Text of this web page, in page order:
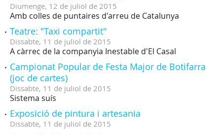
Diumenge, 12 de juliol de 2015
Amb colles de puntaires d'arreu de Catalunya
Teatre: "Taxi compartit"
Dissabte, 11 de juliol de 2015
A càrrec de la companyia Inestable d'El Casal
Campionat Popular de Festa Major de Botifarra
(joc de cartes)
Dissabte, 11 de juliol de 2015
Sistema suís
Exposició de pintura i artesania
Dissabte, 11 de juliol de 2015